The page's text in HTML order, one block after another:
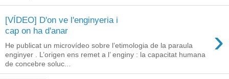
[VÍDEO] D'on ve l'enginyeria i
cap on ha d'anar
›
He publicat un microvídeo sobre l’etimologia de la paraula
enginyer . L’origen ens remet a l’ enginy : la capacitat humana
de concebre soluc...